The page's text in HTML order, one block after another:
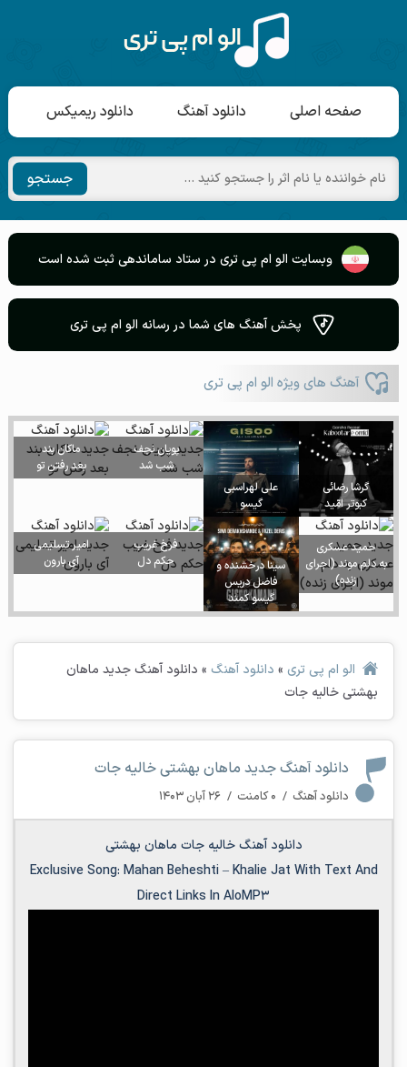
صفحه اصلی دانلود آهنگ دانلود ریمیکس
جستجو
وبسایت الو ام پی تری در ستاد ساماندهی ثبت شده است
پخش آهنگ های شما در رسانه الو ام پی تری
آهنگ های ویژه الو ام پی تری
گرشا رضائی
کبوتر امّید
علی لهراسبی
گیسو
پویان نجف
شب شد
ماکان بند
بعد رفتن تو
حمید عسکری
به دلم موند (اجرای
زنده)
سینا درخشنده و
فاضل دریس
گیسو کمند
فرخ غریب
حکم دل
امیر تسلیمی
آی بارون
الو ام پی تری» دانلود آهنگ » دانلود آهنگ جدید ماهان
بهشتی خالیه جات
دانلود آهنگ جدید ماهان بهشتی خالیه جات
دانلود آهنگ / ۰ کامنت / ۲۶ آبان ۱۴۰۳
دانلود آهنگ خالیه جات ماهان بهشتی
Exclusive Song: Mahan Beheshti–Khalie Jat With Text And
Direct Links In AloMP3